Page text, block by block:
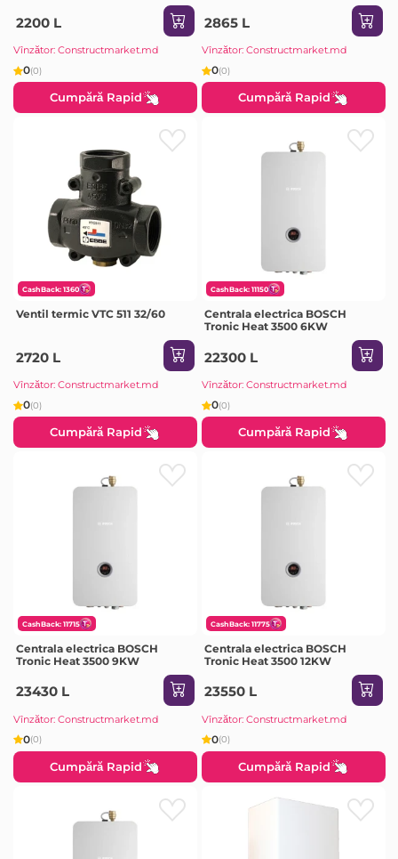
2200 L
Vînzător: Constructmarket.md
0(0)
Cumpără Rapid
2865 L
Vînzător: Constructmarket.md
0(0)
Cumpără Rapid
CashBack: 1360
Ventil termic VTC 511 32/60
2720 L
Vînzător: Constructmarket.md
0(0)
Cumpără Rapid
CashBack: 11150
Centrala electrica BOSCH
Tronic Heat 3500 6KW
22300 L
Vînzător: Constructmarket.md
0(0)
Cumpără Rapid
CashBack: 11715
Centrala electrica BOSCH
Tronic Heat 3500 9KW
23430 L
Vînzător: Constructmarket.md
0(0)
Cumpără Rapid
CashBack: 11775
Centrala electrica BOSCH
Tronic Heat 3500 12KW
23550 L
Vînzător: Constructmarket.md
0(0)
Cumpără Rapid